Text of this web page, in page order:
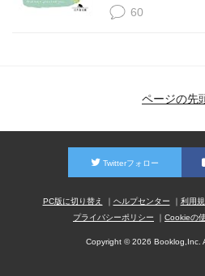
60
ページの先
Twitterフォロー
PC版に切り替え ヘルプセンター 利用
プライバシーポリシー
Cookieの
Copyright © 2026 Booklog,Inc.